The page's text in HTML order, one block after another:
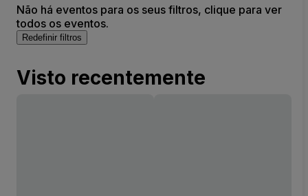
Não há eventos para os seus filtros, clique para ver
todos os eventos.
Redefinir filtros
Visto recentemente